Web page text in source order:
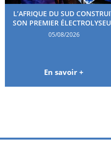
L’AFRIQUE DU SUD
SON PREMIER
05/08/2026
En savoir +